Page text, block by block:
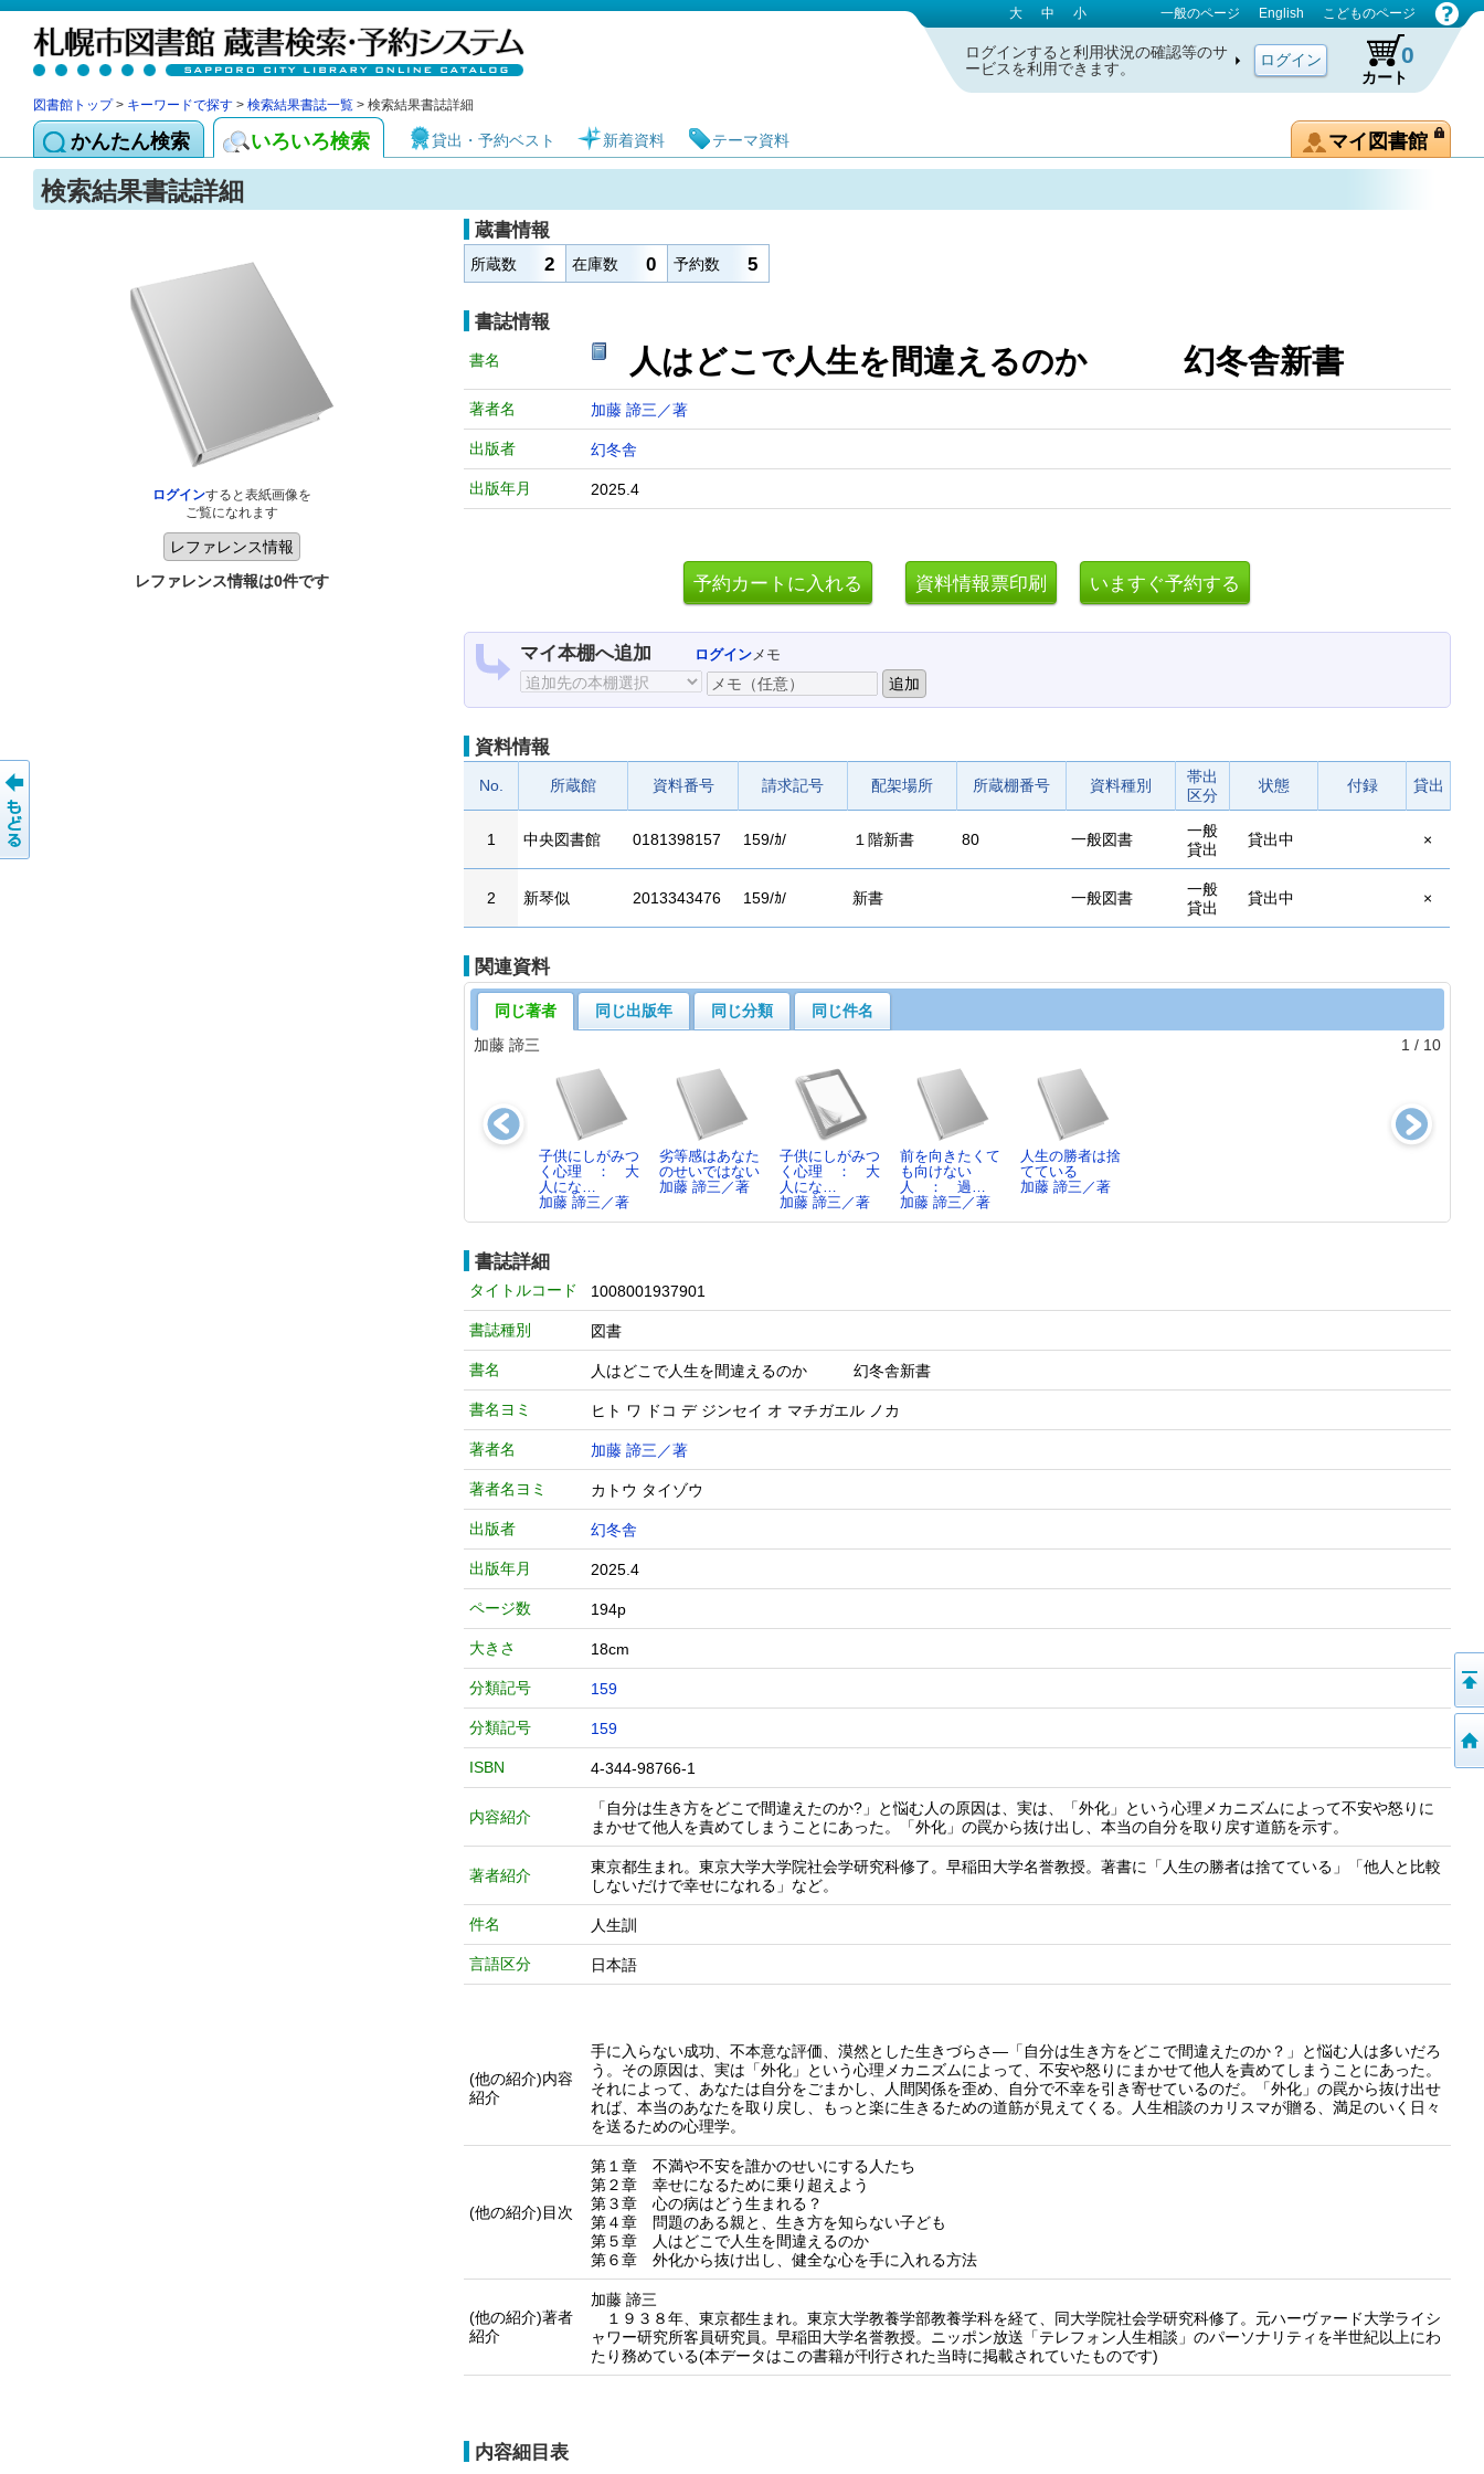
札幌市図書館 蔵書検索・予約システム 大 中 小 一般のページ English こどものページ
ログインすると利用状況の確認等のサ
ービスを利用できます。
カート
0
図書館トップ> キーワードで探す > 検索結果書誌一覧 > 検索結果書誌詳細
かんたん検索 いろいろ検索 貸出・予約ベスト 新着資料 テーマ資料 マイ図書館
検索結果書誌詳細
ログインすると表紙画像を
ご覧になれます
レファレンス情報は0件です
蔵書情報
所蔵数 2 在庫数 0 予約数 5
書誌情報
書名 人はどこで人生を間違えるのか 幻冬舎新書
著者名 加藤 諦三／著
出版者 幻冬舎
出版年月 2025.4
マイ本棚へ追加 ログインメモ
資料情報
No. 所蔵館 資料番号 請求記号 配架場所 所蔵棚番号 資料種別
帯出
区分
状態 付録 貸出
1 中央図書館 0181398157 159/ｶ/ １階新書 80 一般図書
一般
貸出
貸出中 ×
2 新琴似 2013343476 159/ｶ/ 新書 一般図書
一般
貸出
貸出中 ×
関連資料
同じ著者 同じ出版年 同じ分類
同じ件名
加藤 諦三
1 / 10
子供にしがみつ
く心理 ： 大
人にな…
加藤 諦三／著
劣等感はあなた
のせいではない
加藤 諦三／著
子供にしがみつ
く心理 ： 大
人にな…
加藤 諦三／著
前を向きたくて
も向けない
人 ： 過…
加藤 諦三／著
人生の勝者は捨
てている
加藤 諦三／著
書誌詳細
タイトルコード 1008001937901
書誌種別 図書
書名 人はどこで人生を間違えるのか 幻冬舎新書
書名ヨミ ヒト ワ ドコ デ ジンセイ オ マチガエル ノカ
著者名 加藤 諦三／著
著者名ヨミ カトウ タイゾウ
出版者 幻冬舎
出版年月 2025.4
ページ数 194p
大きさ 18cm
分類記号 159
分類記号 159
ISBN 4-344-98766-1
内容紹介
「自分は生き方をどこで間違えたのか?」と悩む人の原因は、実は、「外化」という心理メカニズムによって不安や怒りに
まかせて他人を責めてしまうことにあった。「外化」の罠から抜け出し、本当の自分を取り戻す道筋を示す。
著者紹介
東京都生まれ。東京大学大学院社会学研究科修了。早稲田大学名誉教授。著書に「人生の勝者は捨てている」「他人と比較
しないだけで幸せになれる」など。
件名 人生訓
言語区分 日本語
(他の紹介)内容
紹介
手に入らない成功、不本意な評価、漠然とした生きづらさ―「自分は生き方をどこで間違えたのか？」と悩む人は多いだろ
う。その原因は、実は「外化」という心理メカニズムによって、不安や怒りにまかせて他人を責めてしまうことにあった。
それによって、あなたは自分をごまかし、人間関係を歪め、自分で不幸を引き寄せているのだ。「外化」の罠から抜け出せ
れば、本当のあなたを取り戻し、もっと楽に生きるための道筋が見えてくる。人生相談のカリスマが贈る、満足のいく日々
を送るための心理学。
(他の紹介)目次
第１章 不満や不安を誰かのせいにする人たち
第２章 幸せになるために乗り超えよう
第３章 心の病はどう生まれる？
第４章 問題のある親と、生き方を知らない子ども
第５章 人はどこで人生を間違えるのか
第６章 外化から抜け出し、健全な心を手に入れる方法
(他の紹介)著者
紹介
加藤 諦三
１９３８年、東京都生まれ。東京大学教養学部教養学科を経て、同大学院社会学研究科修了。元ハーヴァード大学ライシ
ャワー研究所客員研究員。早稲田大学名誉教授。ニッポン放送「テレフォン人生相談」のパーソナリティを半世紀以上にわ
たり務めている(本データはこの書籍が刊行された当時に掲載されていたものです)
内容細目表